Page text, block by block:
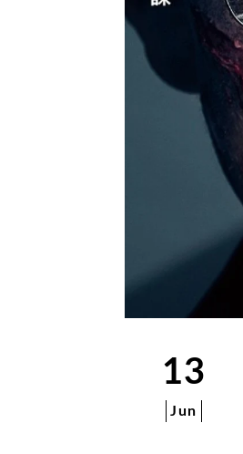
13
Jun